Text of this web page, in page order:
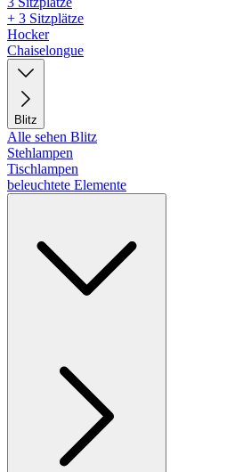
+ 3 Sitzplätze
Hocker
Chaiselongue
Blitz
Alle sehen Blitz
Stehlampen
Tischlampen
beleuchtete Elemente